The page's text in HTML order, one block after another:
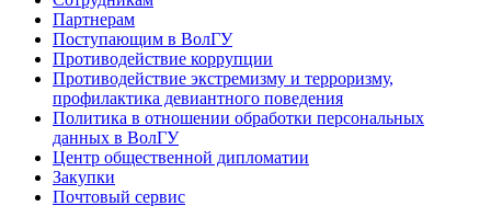
Партнерам
Поступающим в ВолГУ
Противодействие коррупции
Противодействие экстремизму и терроризму,
профилактика девиантного поведения
Политика в отношении обработки персональных
данных в ВолГУ
Центр общественной дипломатии
Закупки
Почтовый сервис